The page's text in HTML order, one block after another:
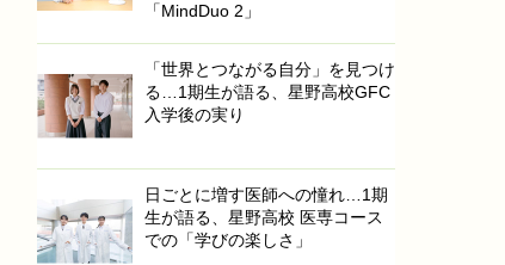
「MindDuo 2」
「世界とつながる自分」を見つけ
る…1期生が語る、星野高校GFC
入学後の実り
日ごとに増す医師への憧れ…1期
生が語る、星野高校 医専コース
での「学びの楽しさ」